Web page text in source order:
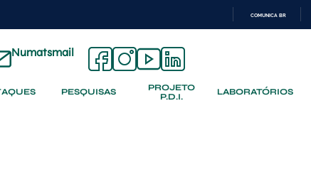
CONTEÚDO
COMUNICA BR
Numatsmail
PESQUISAS
PROJETO
P.D.I.
LABORATÓRIOS